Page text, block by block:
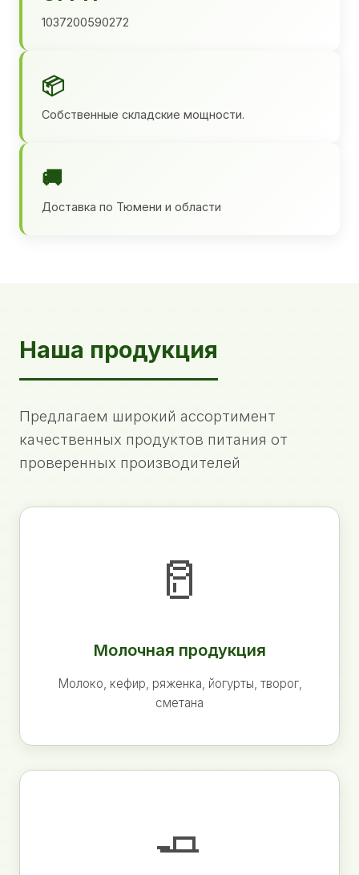
1037200590272
📦
Собственные складские мощности.
🚚
Доставка по Тюмени и области
Наша продукция
Предлагаем широкий ассортимент
качественных продуктов питания от
проверенных производителей
🥛
Молочная продукция
Молоко, кефир, ряженка, йогурты, творог,
сметана
🧈